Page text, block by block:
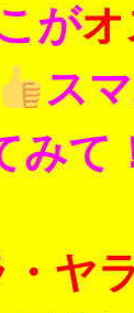
がオ
ス
みて
ヤ